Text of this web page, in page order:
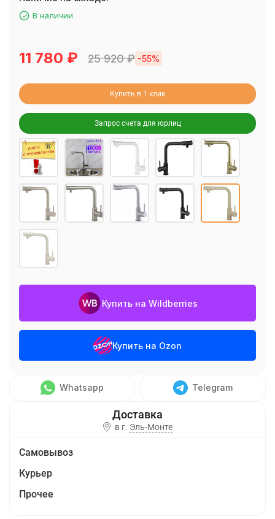
В наличии
11 780 ₽ 25 920₽ -55%
Купить в 1 клик
Запрос счета для юрлиц
Купить на Wildberries
Купить на Ozon
Whatsapp Telegram
в г. Эль-Монте
Самовывоз
Курьер
Прочее